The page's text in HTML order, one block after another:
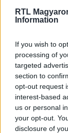
RTL
Information
If you wish to
processing of
targeted
section to
opt-out request
interest-based
us or personal
your opt-out.
disclosure of
Kövess